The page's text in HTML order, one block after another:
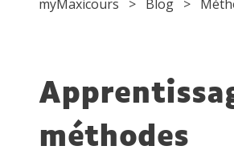
CP CE1
CE2
CM1
CM2
MATHÉMATIQUES
SOUTIEN SCOLAIRE EN
myMaxicours > Blog >
méthodes